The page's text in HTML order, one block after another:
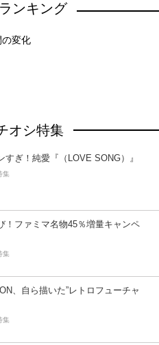
ンキング
変化
オシ特集
すぎ！純愛『（LOVE SONG）』
集
！ファミマ名物45％増量キャンペ
集
、自ら描いた”レトロフューチャ
集